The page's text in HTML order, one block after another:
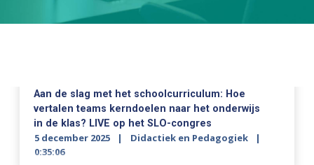
Aan de slag met het schoolcurriculum: Hoe
vertalen teams kerndoelen naar het onderwijs
in de klas? LIVE op het SLO-congres
5 december 2025
Didactiek en Pedagogiek
0:35:06